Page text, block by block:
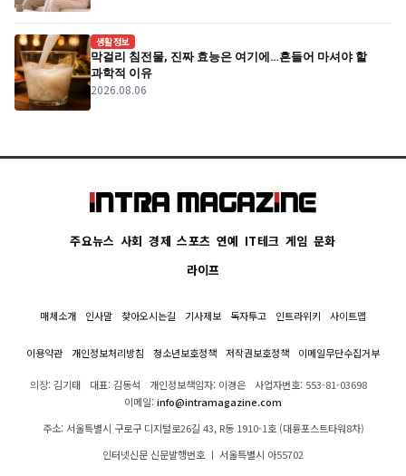
생활정보
막걸리 침전물, 진짜 효능은 여기에…흔들어 마셔야 할
과학적 이유
2026.08.06
주요뉴스 사회 경제 스포츠 연예 IT테크 게임 문화
라이프
매체소개 인사말 찾아오시는길 기사제보 독자투고 인트라위키 사이트맵
이용약관 개인정보처리방침 청소년보호정책 저작권보호정책 이메일무단수집거부
의장: 김기태 대표: 김동석 개인정보책임자: 이경은
사업자번호: 553-81-03698
이메일:info@intramagazine.com
주소: 서울특별시 구로구 디지털로26길 43, R동 1910-1호 (대륭포스트타워8차)
인터넷신문 신문발행번호 ㅣ 서울특별시 아55702